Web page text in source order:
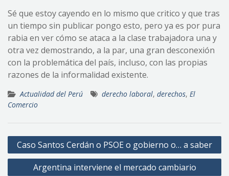
Sé que estoy cayendo en lo mismo que critico y que tras
un tiempo sin publicar pongo esto, pero ya es por pura
rabia en ver cómo se ataca a la clase trabajadora una y
otra vez demostrando, a la par, una gran desconexión
con la problemática del país, incluso, con las propias
razones de la informalidad existente.
Actualidad del Perú derecho laboral, derechos, El
Comercio
Navegación
de
entradas
Caso Santos Cerdán o PSOE o gobierno o… a saber
Argentina interviene el mercado cambiario